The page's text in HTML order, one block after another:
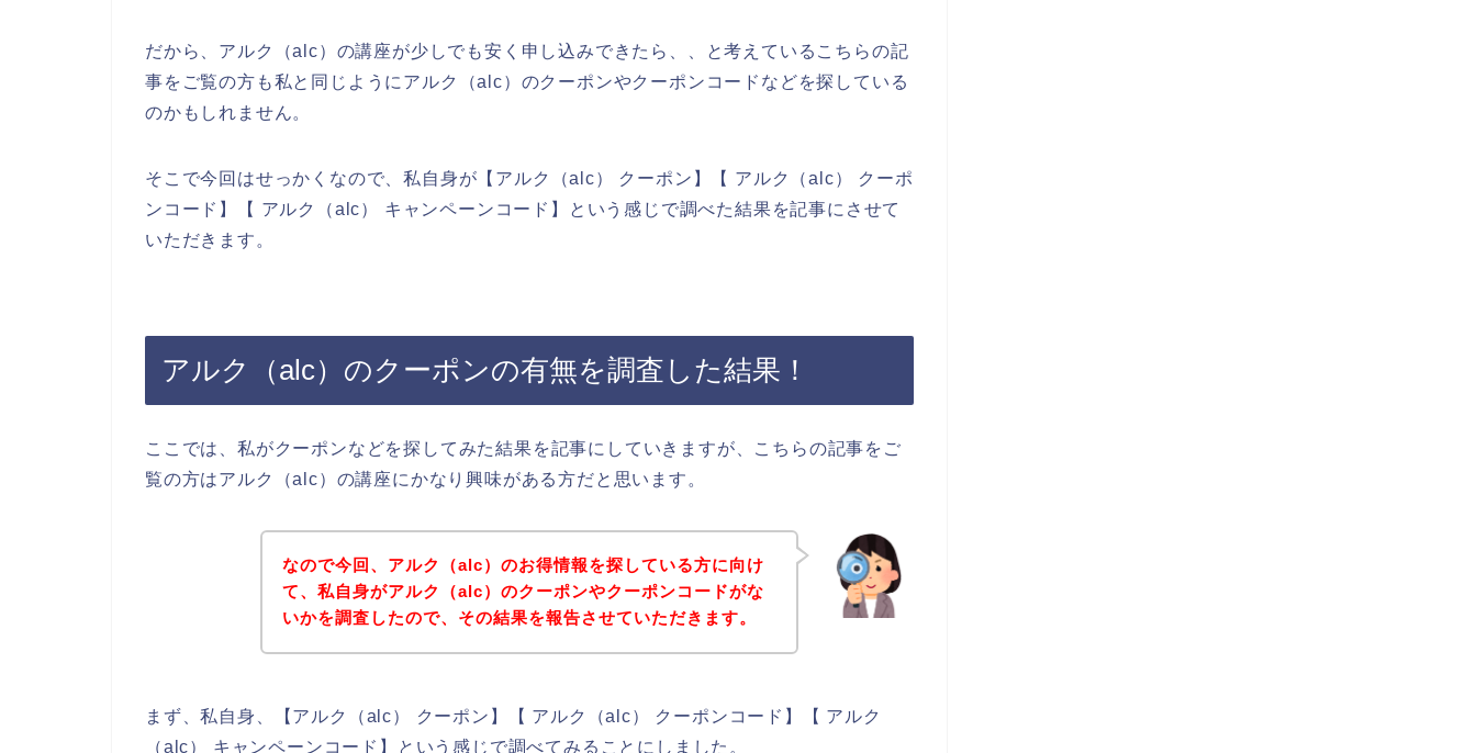
だから、アルク（alc）の講座が少しでも安く申し込みできたら、、と考えているこちらの記
事をご覧の方も私と同じようにアルク（alc）のクーポンやクーポンコードなどを探している
のかもしれません。
そこで今回はせっかくなので、私自身が【アルク（alc） クーポン】【 アルク（alc） クーポ
ンコード】【 アルク（alc） キャンペーンコード】という感じで調べた結果を記事にさせて
いただきます。
アルク（alc）のクーポンの有無を調査した結果！
ここでは、私がクーポンなどを探してみた結果を記事にしていきますが、こちらの記事をご
覧の方はアルク（alc）の講座にかなり興味がある方だと思います。
なので今回、アルク（alc）のお得情報を探している方に向け
て、私自身がアルク（alc）のクーポンやクーポンコードがな
いかを調査したので、その結果を報告させていただきます。
まず、私自身、【アルク（alc） クーポン】【 アルク（alc） クーポンコード】【 アルク
（alc） キャンペーンコード】という感じで調べてみることにしました。